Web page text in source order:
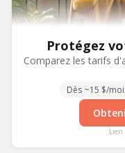
Protégez
Comparez les tarifs
Dès ~15 $/